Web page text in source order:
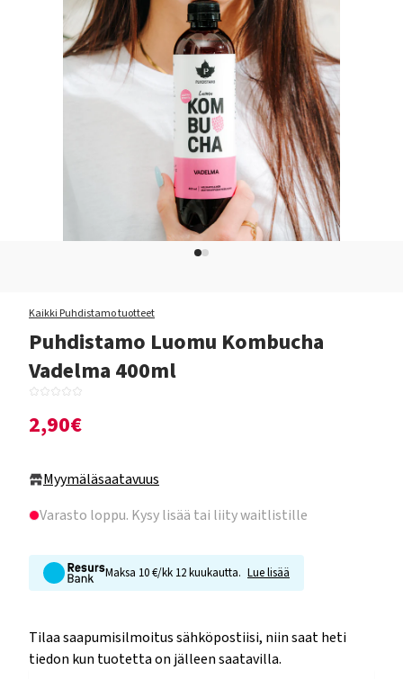
Kaikki Puhdistamo tuotteet
Puhdistamo Luomu Kombucha
Vadelma 400ml
2,90€
Myymäläsaatavuus
Varasto loppu. Kysy lisää tai liity waitlistille
Maksa 10 €/kk 12 kuukautta. Lue lisää
Tilaa saapumisilmoitus sähköpostiisi, niin saat heti
tiedon kun tuotetta on jälleen saatavilla.